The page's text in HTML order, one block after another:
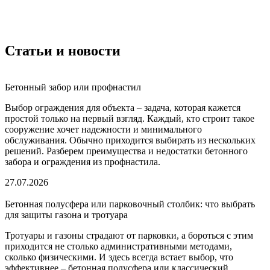
Статьи и новости
Бетонный забор или профнастил
Выбор ограждения для объекта – задача, которая кажется
простой только на первый взгляд. Каждый, кто строит такое
сооружение хочет надежности и минимального
обслуживания. Обычно приходится выбирать из нескольких
решений. Разберем преимущества и недостатки бетонного
забора и ограждения из профнастила.
27.07.2026
Бетонная полусфера или парковочный столбик: что выбрать
для защиты газона и тротуара
Тротуары и газоны страдают от парковки, а бороться с этим
приходится не столько административными методами,
сколько физическими. И здесь всегда встает выбор, что